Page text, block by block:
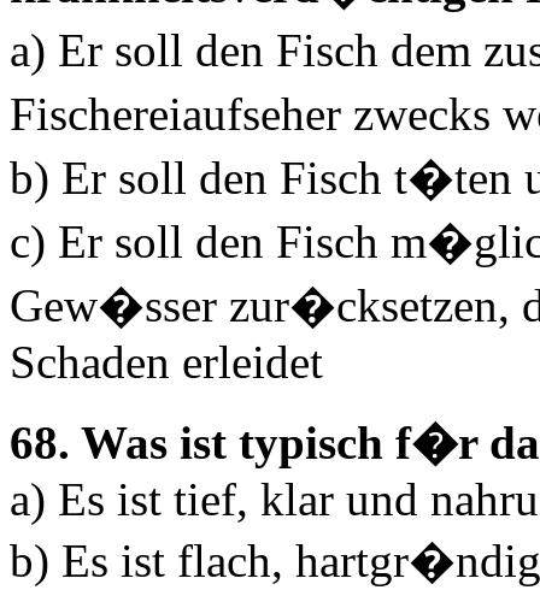
a) Er soll den Fisch dem
Fischereiaufseher zwecks
b) Er soll den Fisch t�ten
c) Er soll den Fisch
Gew�sser zur�cksetzen,
Schaden erleidet
68. Was ist typisch f�r
a) Es ist tief, klar und
b) Es ist flach,